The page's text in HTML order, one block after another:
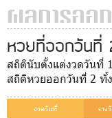
ผลการออ
หวยที่ออกวัน
สถิตินับตั้งแต่งวดวันที่
สถิติหวยออกวันที่ 2 ทั้
งวดวันที่ ราง